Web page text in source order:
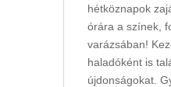
hétköznapok
órára a színek,
varázsában!
haladóként is
újdonságokat.